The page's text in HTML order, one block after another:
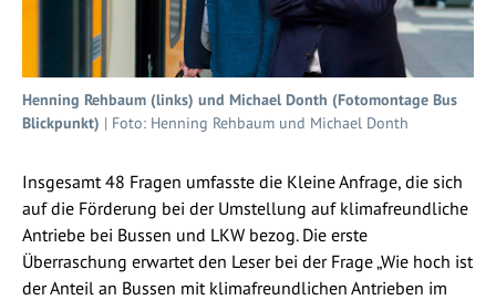
Henning Rehbaum (links) und Michael Donth (Fotomontage Bus
Blickpunkt) | Foto: Henning Rehbaum und Michael Donth
Insgesamt 48 Fragen umfasste die Kleine Anfrage, die sich
auf die Förderung bei der Umstellung auf klimafreundliche
Antriebe bei Bussen und LKW bezog. Die erste
Überraschung erwartet den Leser bei der Frage „Wie hoch ist
der Anteil an Bussen mit klimafreundlichen Antrieben im